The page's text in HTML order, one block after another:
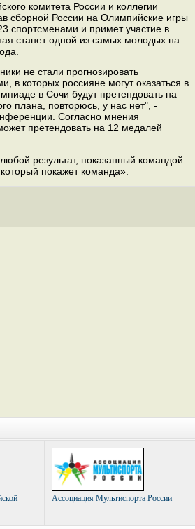
комитета России и коллегии
сборной России на Олимпийские игры
спортсменами и примет участие в
станет одной из самых молодых на
не стали прогнозировать
в которых россияне могут оказаться в
в Сочи будут претендовать на
плана, повторюсь, у нас нет", -
Согласно мнения
претендовать на 12 медалей
результат, показанный командой
покажет команда».
Ассоциация Мультиспорта России